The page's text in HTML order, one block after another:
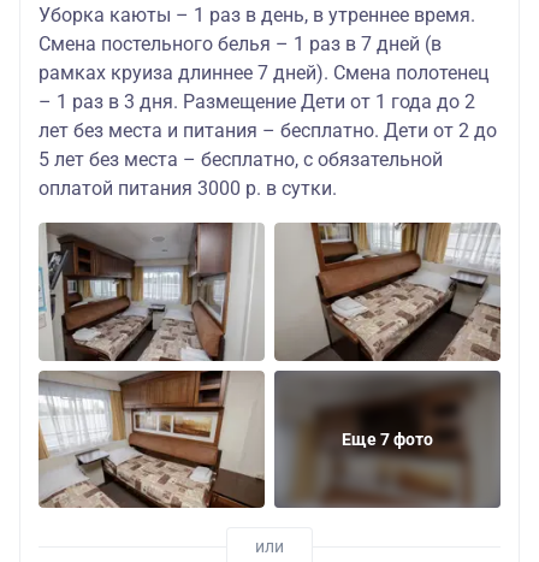
Уборка каюты – 1 раз в день, в утреннее время.
Смена постельного белья – 1 раз в 7 дней (в
рамках круиза длиннее 7 дней). Смена полотенец
– 1 раз в 3 дня. Размещение Дети от 1 года до 2
лет без места и питания – бесплатно. Дети от 2 до
5 лет без места – бесплатно, с обязательной
оплатой питания 3000 р. в сутки.
Еще 7 фото